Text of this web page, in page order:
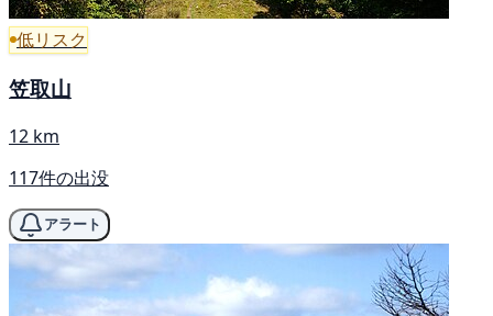
低リスク
笠取山
12 km
117件の出没
アラート